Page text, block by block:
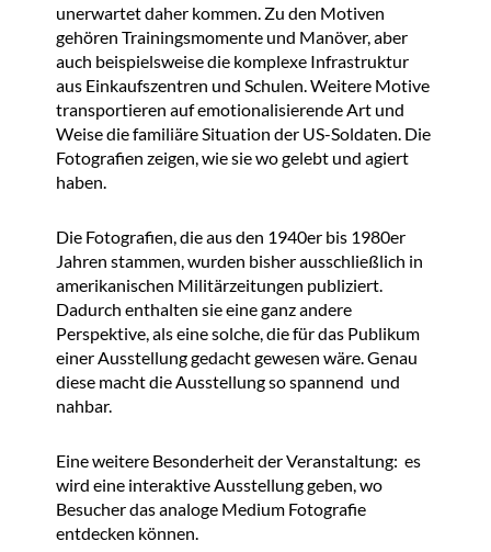
unerwartet daher kommen. Zu den Motiven
gehören Trainingsmomente und Manöver, aber
auch beispielsweise die komplexe Infrastruktur
aus Einkaufszentren und Schulen. Weitere Motive
transportieren auf emotionalisierende Art und
Weise die familiäre Situation der US-Soldaten. Die
Fotografien zeigen, wie sie wo gelebt und agiert
haben.
Die Fotografien, die aus den 1940er bis 1980er
Jahren stammen, wurden bisher ausschließlich in
amerikanischen Militärzeitungen publiziert.
Dadurch enthalten sie eine ganz andere
Perspektive, als eine solche, die für das Publikum
einer Ausstellung gedacht gewesen wäre. Genau
diese macht die Ausstellung so spannend und
nahbar.
Eine weitere Besonderheit der Veranstaltung: es
wird eine interaktive Ausstellung geben, wo
Besucher das analoge Medium Fotografie
entdecken können.